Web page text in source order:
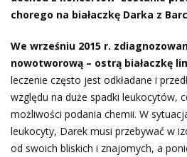
chorego na białaczkę Darka z
We wrześniu 2015 r.
nowotworową – ostrą białaczkę
leczenie często jest odkładane i
względu na duże spadki leukocytów,
możliwości podania chemii. W
leukocyty, Darek musi przebywać w
od swoich bliskich i znajomych, a